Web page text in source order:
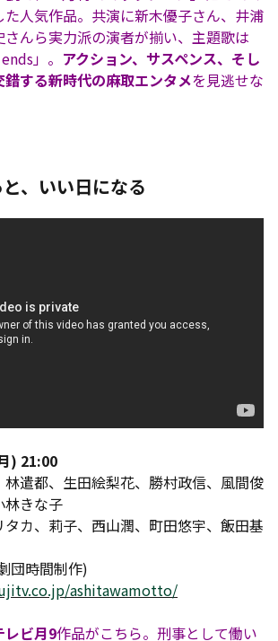
た人気作品。共演に新木優子さん、井浦
んら実力派の演者が揃い、主題歌は
」。 アクション、サスペンス、そし
する新時代の麻取エンタメを見逃せな
、いい日になる
) 21:00
遣都、生田絵梨花、勝村政信、風間俊
林きな子
莉子、西山潤、町田悠宇、飯田基
団時間制作)
ashitawamotto/
レビ月9作品がこちら。刑事として働い